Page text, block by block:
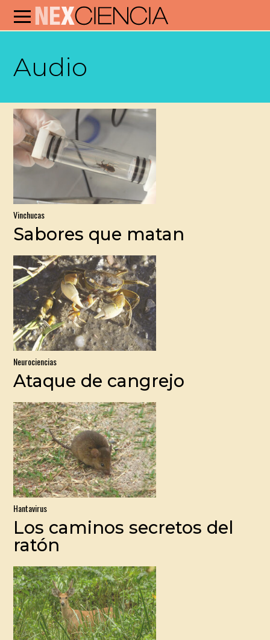
Audio
Vinchucas
Sabores que matan
Neurociencias
Ataque de cangrejo
Hantavirus
Los caminos secretos del
ratón